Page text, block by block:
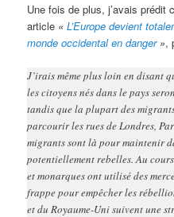
Une fois de plus, j’avais prédit
article «L’Europe devient
monde occidental en danger»,
J’irais même plus loin en disant
les citoyens nés dans le pays
tandis que la plupart des
parcourir les rues de Londres,
migrants sont là pour maintenir
potentiellement rebelles. Au
et monarques ont utilisé des
frappe pour empêcher les
et du Royaume-Uni suivent une